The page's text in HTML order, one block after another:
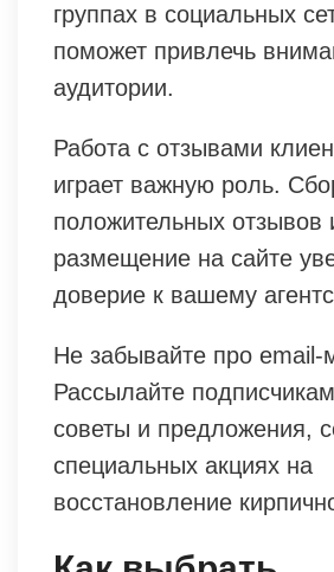
группах в социальных
поможет привлечь
аудитории.
Работа с отзывами
играет важную роль.
положительных отзывов
размещение на сайте
доверие к вашему
Не забывайте про email-
Рассылайте
советы и предложения,
специальных акциях на
восстановление